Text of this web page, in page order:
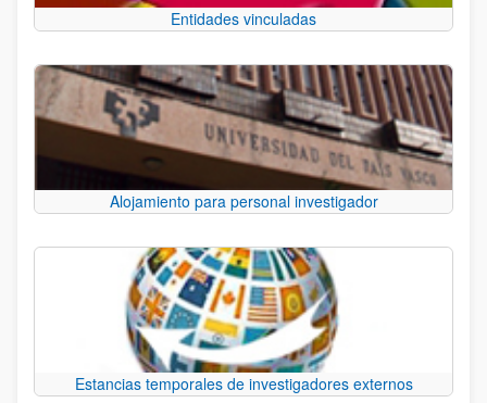
Entidades vinculadas
Alojamiento para personal investigador
Estancias temporales de investigadores externos